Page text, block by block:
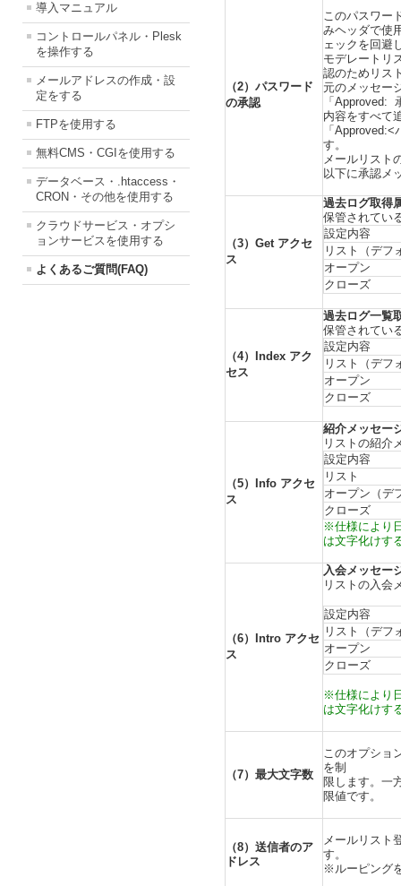
導入マニュアル
コントロールパネル・Plesk
を操作する
メールアドレスの作成・設
定をする
FTPを使用する
無料CMS・CGIを使用する
データベース・.htaccess・
CRON・その他を使用する
クラウドサービス・オプシ
ョンサービスを使用する
よくあるご質問(FAQ)
（2）パスワード
の承認
このパスワー
みヘッダで使
ェックを回避
モデレートリ
認のためリス
元のメッセー
「Approved:
内容をすべて
「
す。
メールリスト
以下に承認メ
（3）Get アクセ
ス
過去ログ取得
保管されてい
設定内容
リスト（デフ
オープン
クローズ
（4）Index アク
セス
過去ログ一覧
保管されてい
設定内容
リスト（デフ
オープン
クローズ
（5）Info アクセ
ス
紹介メッセー
リストの紹介
設定内容
リスト
オープン（デ
クローズ
※仕様により
は文字化けす
（6）Intro アクセ
ス
入会メッセー
リストの入会
設定内容
リスト（デフ
オープン
クローズ
※仕様により
は文字化けす
（7）最大文字数
このオプショ
を制
限します。一
限値です。
（8）送信者のア
ドレス
メールリスト
す。
※ルーピング